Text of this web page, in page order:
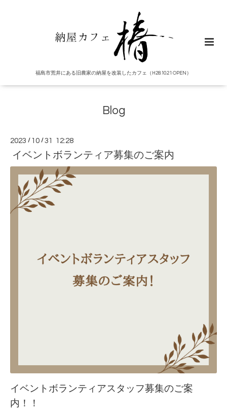
福島市荒井にある旧農家の納屋を改装したカフェ（H28.10.21 OPEN）
Blog
2023 / 10 /31 12:28
イベントボランティア募集のご案内
イベントボランティアスタッフ募集のご案
内！！